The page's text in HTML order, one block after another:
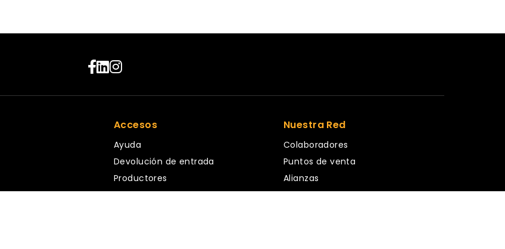
Accesos
Ayuda
Devolución de entrada
Productores
Vendedores
Nuestra Red
Colaboradores
Puntos de venta
Alianzas